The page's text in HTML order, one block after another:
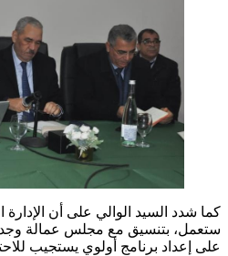
كما شدد السيد الوالي على أن الإدارة
ستعمل، بتنسيق مع مجلس عمالة
على إعداد برنامج أولوي يستجيب